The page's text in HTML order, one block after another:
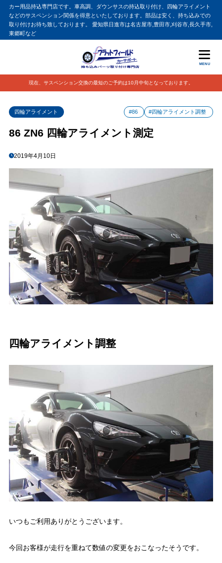
カー用品持込専門店です。車高調、ダウンサスの持込取り付け、四輪アライメント
などのサスペンション関係を得意といたしております。部品は安く、持ち込みでの
取り付けお待ち致しております。 愛知県日進市は名古屋市,豊田市,刈谷市,長久手市,
東郷町など
MENU
現在、サスペンション交換の最短のご予約は10月中旬となっております。
四輪アライメント #86 #四輪アライメント調整
86 ZN6 四輪アライメント測定
2019年4月10日
四輪アライメント調整
いつもご利用ありがとうございます。
今回お客様が走行を重ねて数値の変更をおこなったそうです。